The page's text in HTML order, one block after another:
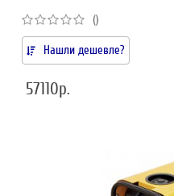
()
Нашли дешевле?
57110р.